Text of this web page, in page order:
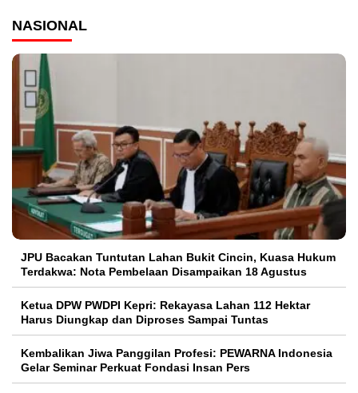
NASIONAL
JPU Bacakan Tuntutan Lahan Bukit Cincin, Kuasa Hukum
Terdakwa: Nota Pembelaan Disampaikan 18 Agustus
Ketua DPW PWDPI Kepri: Rekayasa Lahan 112 Hektar
Harus Diungkap dan Diproses Sampai Tuntas
Kembalikan Jiwa Panggilan Profesi: PEWARNA Indonesia
Gelar Seminar Perkuat Fondasi Insan Pers